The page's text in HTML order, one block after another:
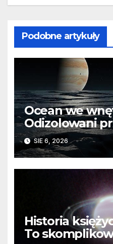
Podobne artykuły
Ocean we
Odizolowani
barierę
SIE 6, 2026
Historia
To